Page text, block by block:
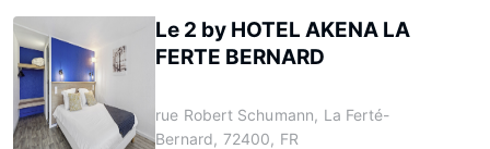
Le 2 by HOTEL AKENA LA
FERTE BERNARD
rue Robert Schumann, La Ferté-
Bernard, 72400, FR